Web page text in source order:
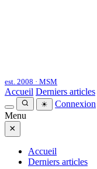
est. 2008 · MSM
Accueil Derniers articles
☀
Connexion
Menu
×
Accueil
Derniers articles